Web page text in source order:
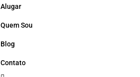
Alugar
Quem Sou
Blog
Contato